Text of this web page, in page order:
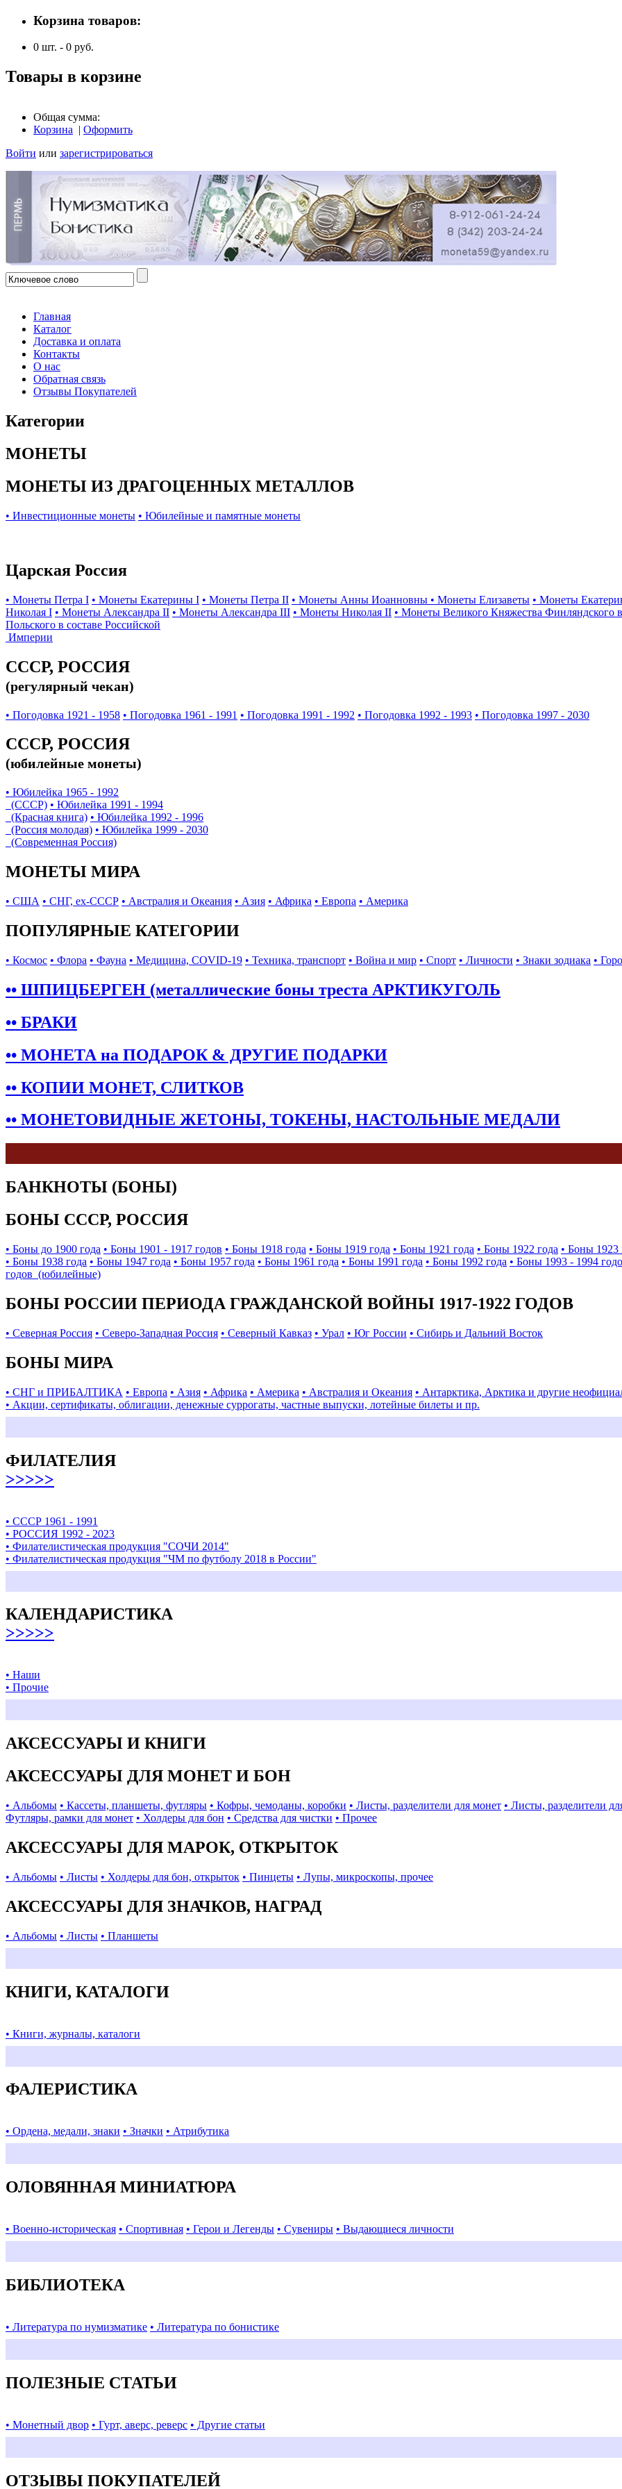
Корзина товаров:
0 шт. - 0 руб.
Товары в корзине
Общая сумма:
Корзина | Оформить
Войти или зарегистрироваться
Главная
Каталог
Доставка и оплата
Контакты
О нас
Обратная связь
Отзывы Покупателей
Категории
МОНЕТЫ
МОНЕТЫ ИЗ ДРАГОЦЕННЫХ МЕТАЛЛОВ
• Инвестиционные монеты • Юбилейные и памятные монеты
Царская Россия
• Монеты Петра I • Монеты Екатерины I • Монеты Петра II • Монеты Анны Иоанновны • Монеты Елизаветы • Монеты
Николая I • Монеты Александра II • Монеты Александра III • Монеты Николая II • Монеты Великого Княжества Финляндского
Польского в составе Российской
Империи
СССР, РОССИЯ
(регулярный чекан)
• Погодовка 1921 - 1958 • Погодовка 1961 - 1991 • Погодовка 1991 - 1992 • Погодовка 1992 - 1993 • Погодовка 1997 - 2030
СССР, РОССИЯ
(юбилейные монеты)
• Юбилейка 1965 - 1992
(СССР) • Юбилейка 1991 - 1994
(Красная книга) • Юбилейка 1992 - 1996
(Россия молодая) • Юбилейка 1999 - 2030
(Современная Россия)
МОНЕТЫ МИРА
• США • СНГ, ex-СССР • Австралия и Океания • Азия • Африка • Европа • Америка
ПОПУЛЯРНЫЕ КАТЕГОРИИ
• Космос • Флора • Фауна • Медицина, COVID-19 • Техника, транспорт • Война и мир • Спорт • Личности • Знаки зодиака •
•• ШПИЦБЕРГЕН (металлические боны треста АРКТИКУГОЛЬ
•• БРАКИ
•• МОНЕТА на ПОДАРОК & ДРУГИЕ ПОДАРКИ
•• КОПИИ МОНЕТ, СЛИТКОВ
•• МОНЕТОВИДНЫЕ ЖЕТОНЫ, ТОКЕНЫ, НАСТОЛЬНЫЕ МЕДАЛИ
БАНКНОТЫ (БОНЫ)
БОНЫ СССР, РОССИЯ
• Боны до 1900 года • Боны 1901 - 1917 годов • Боны 1918 года • Боны 1919 года • Боны 1921 года • Боны 1922 года • Боны 1923
• Боны 1938 года • Боны 1947 года • Боны 1957 года • Боны 1961 года • Боны 1991 года • Боны 1992 года • Боны 1993 - 1994
годов (юбилейные)
БОНЫ РОССИИ ПЕРИОДА ГРАЖДАНСКОЙ ВОЙНЫ 1917-1922 ГОДОВ
• Северная Россия • Северо-Западная Россия • Северный Кавказ • Урал • Юг России • Сибирь и Дальний Восток
БОНЫ МИРА
• СНГ и ПРИБАЛТИКА • Европа • Азия • Африка • Америка • Австралия и Океания • Антарктика, Арктика и другие
• Акции, сертификаты, облигации, денежные суррогаты, частные выпуски, лотейные билеты и пр.
ФИЛАТЕЛИЯ
>>>>>
• СССР 1961 - 1991
• РОССИЯ 1992 - 2023
• Филателистическая продукция "СОЧИ 2014"
• Филателистическая продукция "ЧМ по футболу 2018 в России"
КАЛЕНДАРИСТИКА
>>>>>
• Наши
• Прочие
АКСЕССУАРЫ И КНИГИ
АКСЕССУАРЫ ДЛЯ МОНЕТ И БОН
• Альбомы • Кассеты, планшеты, футляры • Кофры, чемоданы, коробки • Листы, разделители для монет • Листы, разделители
Футляры, рамки для монет • Холдеры для бон • Средства для чистки • Прочее
АКСЕССУАРЫ ДЛЯ МАРОК, ОТКРЫТОК
• Альбомы • Листы • Холдеры для бон, открыток • Пинцеты • Лупы, микроскопы, прочее
АКСЕССУАРЫ ДЛЯ ЗНАЧКОВ, НАГРАД
• Альбомы • Листы • Планшеты
КНИГИ, КАТАЛОГИ
• Книги, журналы, каталоги
ФАЛЕРИСТИКА
• Ордена, медали, знаки • Значки • Атрибутика
ОЛОВЯННАЯ МИНИАТЮРА
• Военно-историческая • Спортивная • Герои и Легенды • Сувениры • Выдающиеся личности
БИБЛИОТЕКА
• Литература по нумизматике • Литература по бонистике
ПОЛЕЗНЫЕ СТАТЬИ
• Монетный двор • Гурт, аверс, реверс • Другие статьи
ОТЗЫВЫ ПОКУПАТЕЛЕЙ